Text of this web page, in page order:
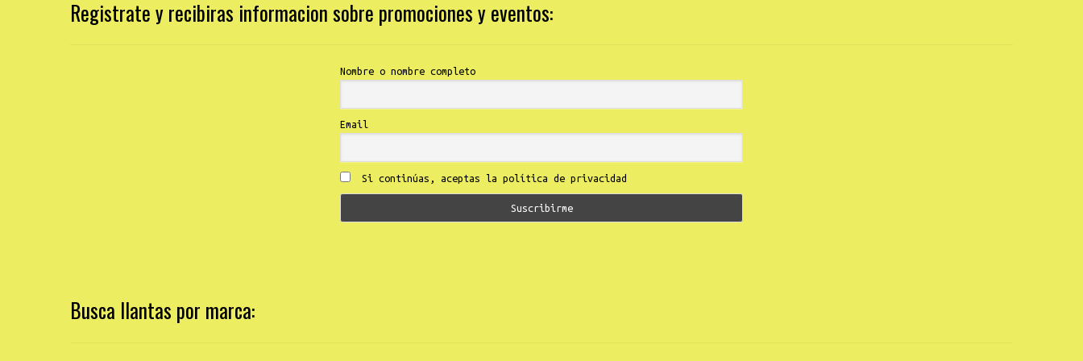
Registrate y recibiras informacion sobre promociones y eventos:
Nombre o nombre completo
Email
Si continúas, aceptas la política de privacidad
Busca llantas por marca: